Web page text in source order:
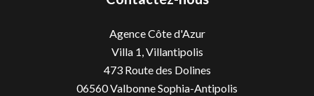
Agence Côte d'Azur
Villa 1, Villantipolis
473 Route des Dolines
06560Valbonne Sophia-Antipolis